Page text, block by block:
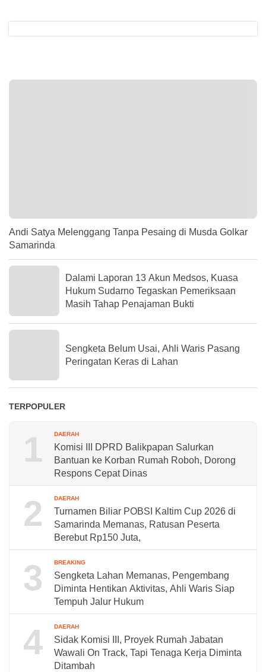
Andi Satya Melenggang Tanpa Pesaing di Musda Golkar
Samarinda
Dalami Laporan 13 Akun Medsos, Kuasa
Hukum Sudarno Tegaskan Pemeriksaan
Masih Tahap Penajaman Bukti
Sengketa Belum Usai, Ahli Waris Pasang
Peringatan Keras di Lahan
TERPOPULER
1 DAERAH
Komisi III DPRD Balikpapan Salurkan
Bantuan ke Korban Rumah Roboh, Dorong
Respons Cepat Dinas
2 DAERAH
Turnamen Biliar POBSI Kaltim Cup 2026 di
Samarinda Memanas, Ratusan Peserta
Berebut Rp150 Juta,
3 BREAKING
Sengketa Lahan Memanas, Pengembang
Diminta Hentikan Aktivitas, Ahli Waris Siap
Tempuh Jalur Hukum
4 DAERAH
Sidak Komisi III, Proyek Rumah Jabatan
Wawali On Track, Tapi Tenaga Kerja Diminta
Ditambah